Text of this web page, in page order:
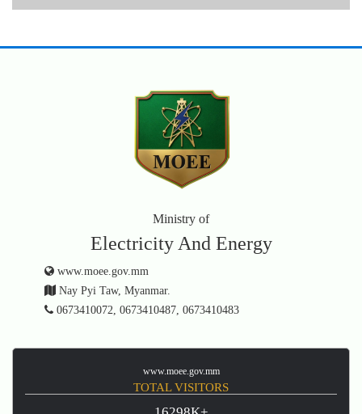
Ministry of
Electricity And Energy
www.moee.gov.mm
Nay Pyi Taw, Myanmar.
0673410072, 0673410487, 0673410483
www.moee.gov.mm
TOTAL VISITORS